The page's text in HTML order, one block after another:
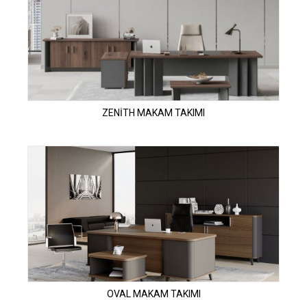
ZENİTH MAKAM TAKIMI
OVAL MAKAM TAKIMI